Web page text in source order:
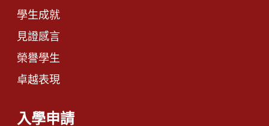
學生成就
見證感言
榮譽學生
卓越表現
入學申請